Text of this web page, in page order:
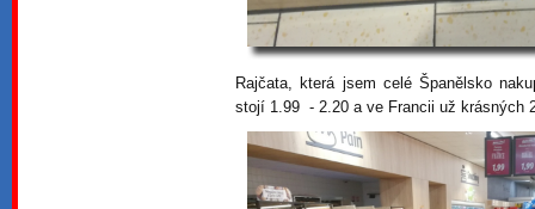
Rajčata, která jsem celé Španělsko
stojí 1.99 - 2.20 a ve Francii už krásných